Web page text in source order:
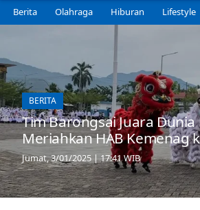
Berita Olahraga Hiburan Lifestyle
BERITA
Tim Barongsai Juara Dunia
Meriahkan HAB Kemenag
Jumat, 3/01/2025 | 17:41 WIB